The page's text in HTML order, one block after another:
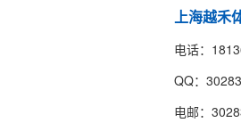
上海越禾
电话：
QQ：
电邮：